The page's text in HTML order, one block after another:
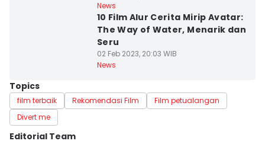
News
10 Film Alur Cerita Mirip Avatar:
The Way of Water, Menarik dan
Seru
02 Feb 2023, 20:03 WIB
News
Topics
film terbaik Rekomendasi Film
Film petualangan
Divert me
Editorial Team